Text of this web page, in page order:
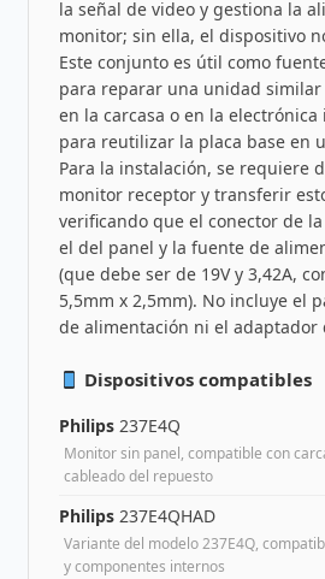
la señal de video y gestiona la
monitor; sin ella, el dispositivo
Este conjunto es útil como
para reparar una unidad
en la carcasa o en la
para reutilizar la placa base en
Para la instalación, se requiere
monitor receptor y transferir
verificando que el conector de
el del panel y la fuente de
(que debe ser de 19V y 3,42A,
5,5mm x 2,5mm). No incluye el
de alimentación ni el adaptador
Dispositivos compatibles
Philips 237E4Q
Monitor sin panel, compatible con
cableado del repuesto
Philips 237E4QHAD
Variante del modelo 237E4Q,
y componentes internos